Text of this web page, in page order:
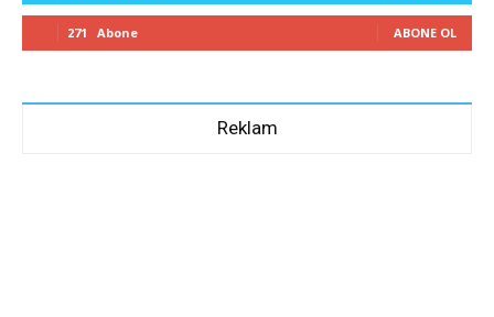
271 Abone ABONE OL
Reklam